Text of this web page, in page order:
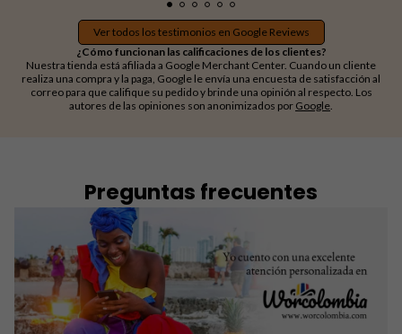
Ver todos los testimonios en Google Reviews
¿Cómo funcionan las calificaciones de los clientes?
Nuestra tienda está afiliada a Google Merchant Center. Cuando un cliente
realiza una compra y la paga, Google le envía una encuesta de satisfacción al
correo para que califique su pedido y brinde una opinión al respecto. Los
autores de las opiniones son anonimizados por Google
Preguntas frecuentes